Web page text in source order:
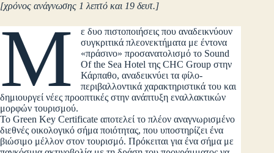
[χρόνος ανάγνωσης 1 λεπτό και 19 δευτ.]
Μ
ε δυο πιστοποιήσεις που αναδεικνύουν
συγκριτικά πλεονεκτήματα με έντονα
«πράσινο» προσανατολισμό το Sound
Of the Sea Hotel της CHC Group στην
Κάρπαθο, αναδεικνύει τα φίλο-
περιβαλλοντικά χαρακτηριστικά του και
δημιουργεί νέες προοπτικές στην ανάπτυξη εναλλακτικών
μορφών τουρισμού.
Το Green Key Certificate αποτελεί το πλέον αναγνωρισμένο
διεθνές οικολογικό σήμα ποιότητας, που υποστηρίζει ένα
βιώσιμο μέλλον στον τουρισμό. Πρόκειται για ένα σήμα με